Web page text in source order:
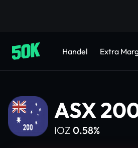
Handel Extra
ASX
IOZ 0.58%